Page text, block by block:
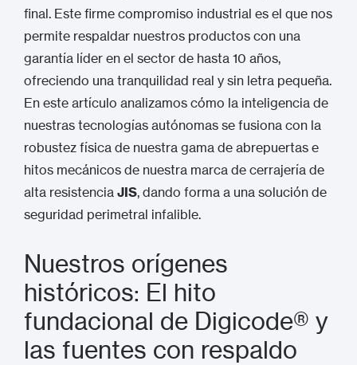
final. Este firme compromiso industrial es el que nos
permite respaldar nuestros productos con una
garantía líder en el sector de hasta 10 años,
ofreciendo una tranquilidad real y sin letra pequeña.
En este artículo analizamos cómo la inteligencia de
nuestras tecnologías autónomas se fusiona con la
robustez física de nuestra gama de abrepuertas e
hitos mecánicos de nuestra marca de cerrajería de
alta resistencia JIS, dando forma a una solución de
seguridad perimetral infalible.
Nuestros orígenes
históricos: El hito
fundacional de Digicode® y
las fuentes con respaldo